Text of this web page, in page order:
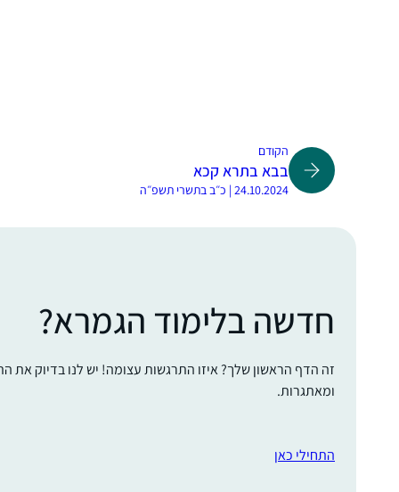
הקודם
בבא בתרא קכא
24.10.2024 | כ״ב בתשרי תשפ״ה
חדשה בלימוד הגמרא?
זה הדף הראשון שלך? איזו התרגשות עצומה! יש לנו בדיוק את
ומאתגרות.
התחילי כאן